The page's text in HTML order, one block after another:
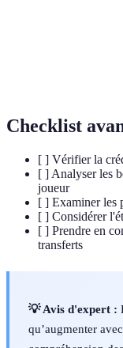
Checklist
[ ] Vérifier la
[ ] Analyser les
joueur
[ ] Examiner les
[ ] Considérer
[ ] Prendre en
transferts
💡 Avis d'expert :
qu’augmenter